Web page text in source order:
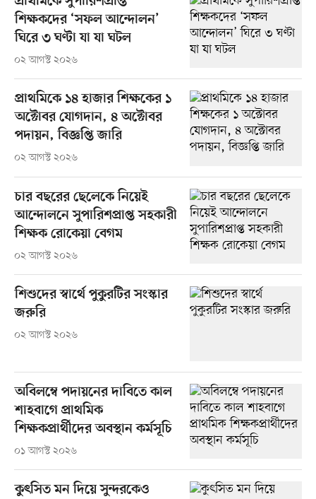
শিক্ষকদের ‘সফল আন্দোলন’
ঘিরে ৩ ঘণ্টা যা যা ঘটল
০২ আগস্ট ২০২৬
প্রাথমিকে ১৪ হাজার শিক্ষকের ১
অক্টোবর যোগদান, ৪ অক্টোবর
পদায়ন, বিজ্ঞপ্তি জারি
০২ আগস্ট ২০২৬
চার বছরের ছেলেকে নিয়েই
আন্দোলনে সুপারিশপ্রাপ্ত সহকারী
শিক্ষক রোকেয়া বেগম
০২ আগস্ট ২০২৬
শিশুদের স্বার্থে পুকুরটির সংস্কার
জরুরি
০২ আগস্ট ২০২৬
অবিলম্বে পদায়নের দাবিতে কাল
শাহবাগে প্রাথমিক
শিক্ষকপ্রার্থীদের অবস্থান কর্মসূচি
০১ আগস্ট ২০২৬
কুৎসিত মন দিয়ে সুন্দরকেও